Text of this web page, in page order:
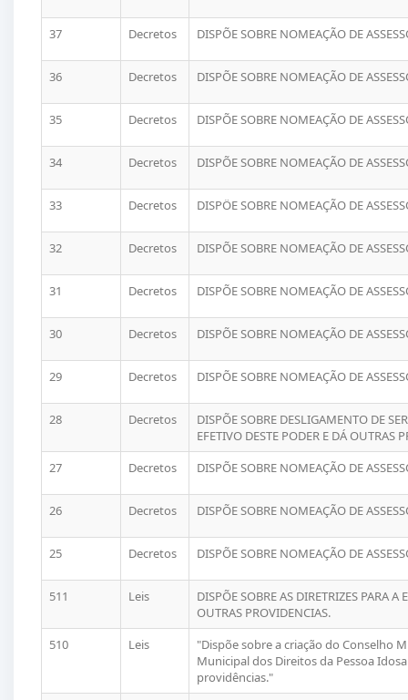
37 Decretos DISPÕE SOBRE NOMEAÇÃO DE
36 Decretos DISPÕE SOBRE NOMEAÇÃO DE
35 Decretos DISPÕE SOBRE NOMEAÇÃO DE
34 Decretos DISPÕE SOBRE NOMEAÇÃO DE
33 Decretos DISPÖE SOBRE NOMEAÇÃO DE
32 Decretos DISPÕE SOBRE NOMEAÇÃO DE
31 Decretos DISPÕE SOBRE NOMEAÇÃO DE
30 Decretos DISPÕE SOBRE NOMEAÇÃO DE
29 Decretos DISPÕE SOBRE NOMEAÇÃO DE
28 Decretos
DISPÕE SOBRE DESLIGAMENTO DE
EFETIVO DESTE PODER E DÁ OUTRAS
27
Decretos DISPÕE SOBRE NOMEAÇÃO DE
26 Decretos DISPÕE SOBRE NOMEAÇÃO DE
25 Decretos DISPÕE SOBRE NOMEAÇÃO DE
511 Leis
DISPÕE SOBRE AS DIRETRIZES PARA
OUTRAS PROVIDENCIAS.
510
Leis
"Dispõe sobre a criação do Conselho
Municipal dos Direitos da Pessoa
providências."